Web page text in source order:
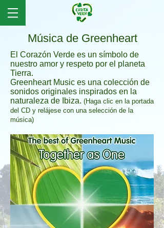
Música de Greenheart
El Corazón Verde es un símbolo de
nuestro amor y respeto por el planeta
Tierra.
Greenheart Music es una colección de
sonidos originales inspirados en la
naturaleza de Ibiza. (Haga clic en la portada
del CD y relájese con una selección de la
música)